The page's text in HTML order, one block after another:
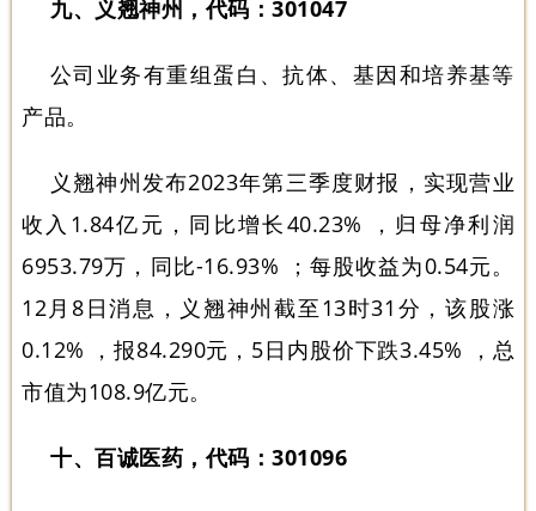
九、义翘神州，代码：301047
公司业务有重组蛋白、抗体、基因和培养基等
产品。
义翘神州发布2023年第三季度财报，实现营业
收入1.84亿元，同比增长40.23% ，归母净利润
6953.79万，同比-16.93% ；每股收益为0.54元。
12月8日消息，义翘神州截至13时31分，该股涨
0.12% ，报84.290元，5日内股价下跌3.45% ，总
市值为108.9亿元。
十、百诚医药，代码：301096